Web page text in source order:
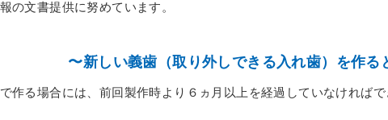
の文書提供に努めています。
〜新しい義歯（取り外しできる入れ歯）を作る
作る場合には、 前回製作時より６ヵ月以上を経過していなければ